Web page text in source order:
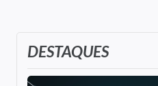
DESTAQUES